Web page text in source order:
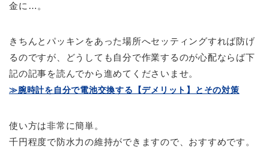
金に…。
きちんとパッキンをあった場所へセッティングすれば防げ
るのですが、どうしても自分で作業するのが心配ならば下
記の記事を読んでから進めてくださいませ。
≫腕時計を自分で電池交換する【デメリット】とその対策
使い方は非常に簡単。
千円程度で防水力の維持ができますので、おすすめです。